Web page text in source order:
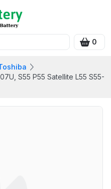
0
S55 P55 Satellite L55 S55-